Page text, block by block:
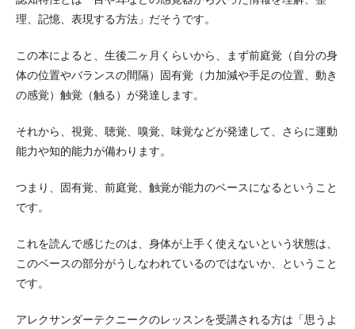
理、記憶、表現する方法」だそうです。
この本によると、生後二ヶ月くらいから、まず前庭覚（自分の身
体の位置やバランスの間隔）固有覚（力加減や手足の位置、動き
の感覚）触覚（触る）が発達します。
それから、視覚、聴覚、嗅覚、味覚などが発達して、さらに運動
能力や知的能力が備わります。
つまり、固有覚、前庭覚、触覚が能力のベースになるということ
です。
これを読んで感じたのは、身体が上手く使えないという状態は、
このベースの部分がうしなわれているのではないか、ということ
です。
アレクサンダーテクニークのレッスンを受講される方は「思うよ